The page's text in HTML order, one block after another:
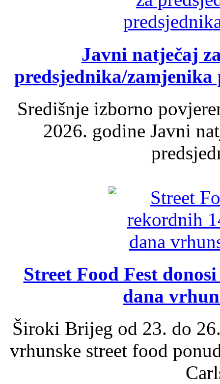
Javni natječaj
predsjednika/
Središnje izborno
2026. godine Javni
Street Food Fest
dana
Široki Brijeg od 23. do
vrhunske street food